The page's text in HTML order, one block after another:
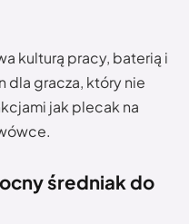
kulturą pracy, baterią i
dla gracza, który nie
jak plecak na
średniak do